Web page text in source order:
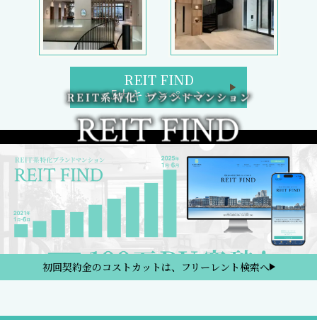
REIT FIND
5大キャンペーン
初回契約金のコストカットは、フリーレント検索へ